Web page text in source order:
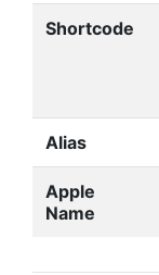
Shortcode
Alias
Apple
Name